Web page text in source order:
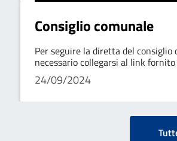
Consiglio comunale
Per seguire la diretta del consiglio
necessario collegarsi al link
24/09/2024